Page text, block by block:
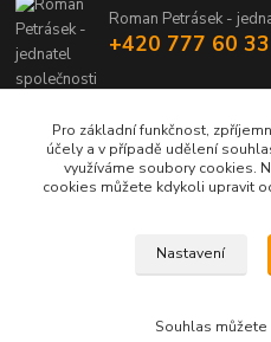
Roman Petrásek -
+420 777 60
Upravit
Pro základní funkčnost,
účely a v případě udělení
využíváme soubory cookies.
cookies můžete kdykoli upravit
Nastavení
Souhlas